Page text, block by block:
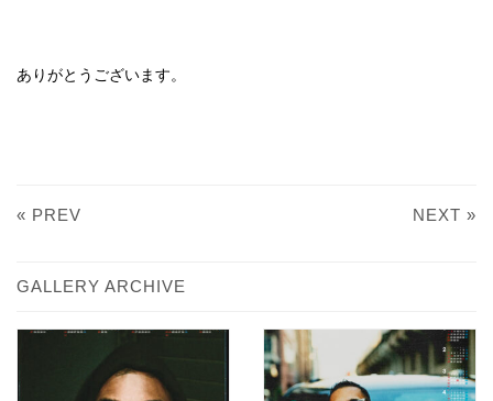
ありがとうございます。
« PREV NEXT »
GALLERY ARCHIVE